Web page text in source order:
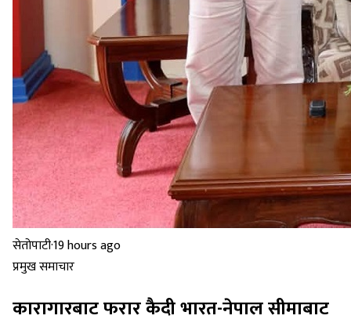
सेतोपाटी·19 hours ago
प्रमुख समाचार
कारागारबाट फरार कैदी भारत-नेपाल सीमाबाट